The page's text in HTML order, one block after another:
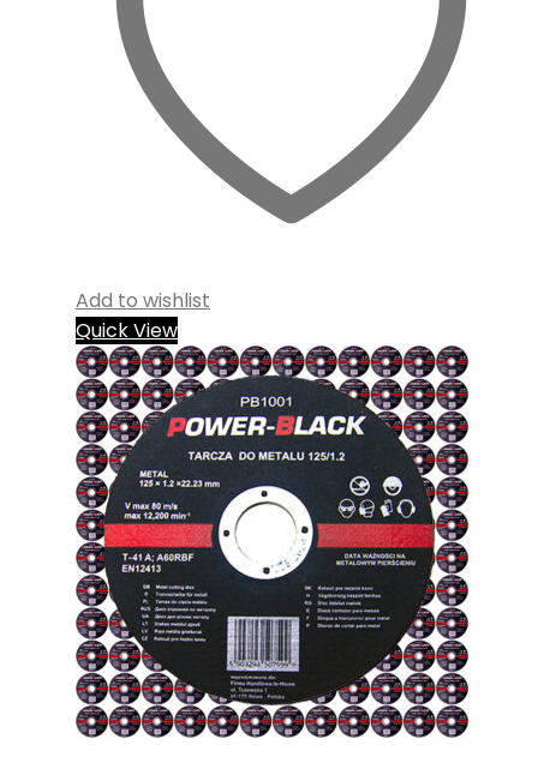
Add to wishlist
Quick View